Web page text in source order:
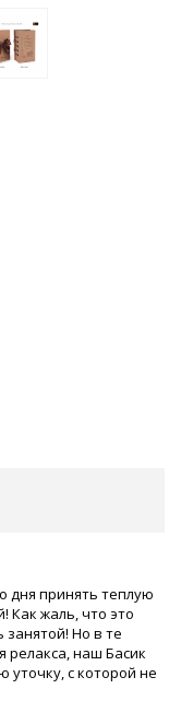
дня принять теплую
Как жаль, что это
занятой! Но в те
релакса, наш Басик
уточку, с которой не